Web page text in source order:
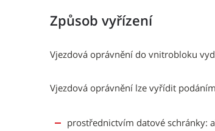
Způsob vyřízení
Vjezdová oprávnění do vnitrobloku
Vjezdová oprávnění lze vyřídit
prostřednictvím datové schránky: